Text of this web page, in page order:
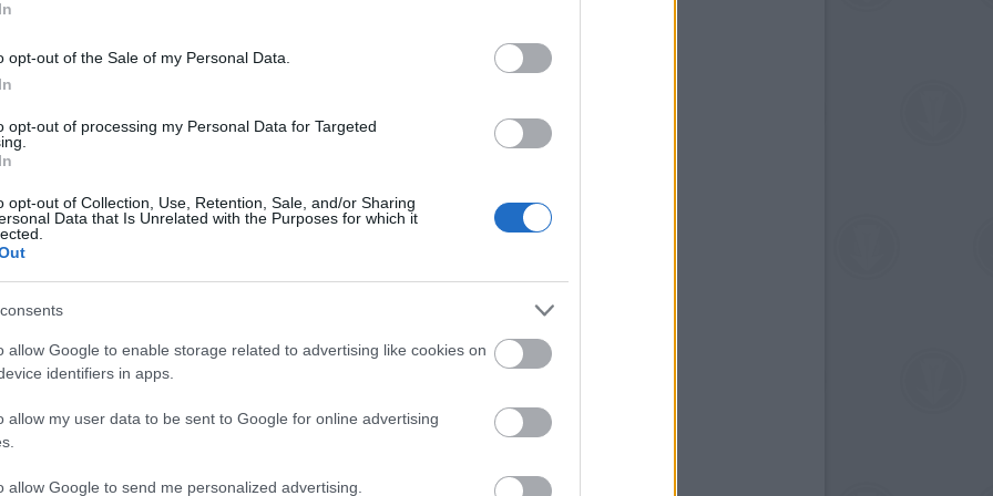
opt-out of the Sale of my Personal Data.
opt-out of processing my Personal Data for Targeted
opt-out of Collection, Use, Retention, Sale, and/or Sharing
Data that Is Unrelated with the Purposes for which it
allow Google to enable storage related to advertising like cookies on
identifiers in apps.
allow my user data to be sent to Google for online advertising
allow Google to send me personalized advertising.
Őrzőket, amit a maszkos igazságosztók nem
5.
SZÁGULDÁS,
ŐRÜLT NAP,
AZ ÉV EGYIK